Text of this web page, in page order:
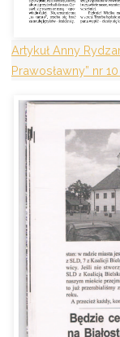
Artykuł Anny
Prawosławny” nr